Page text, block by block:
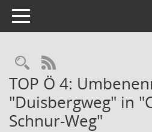
Toggle navigation
Rechercheauswahl
RSS-Feed
TOP Ö 4:
"Duisbergweg" in
Schnur-Weg"